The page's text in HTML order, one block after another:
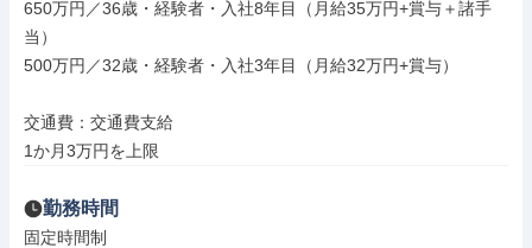
650万円／36歳・経験者・入社8年目（月給35万円+賞与＋諸手
当）
500万円／32歳・経験者・入社3年目（月給32万円+賞与）
交通費：交通費支給
1か月3万円を上限
勤務時間
固定時間制